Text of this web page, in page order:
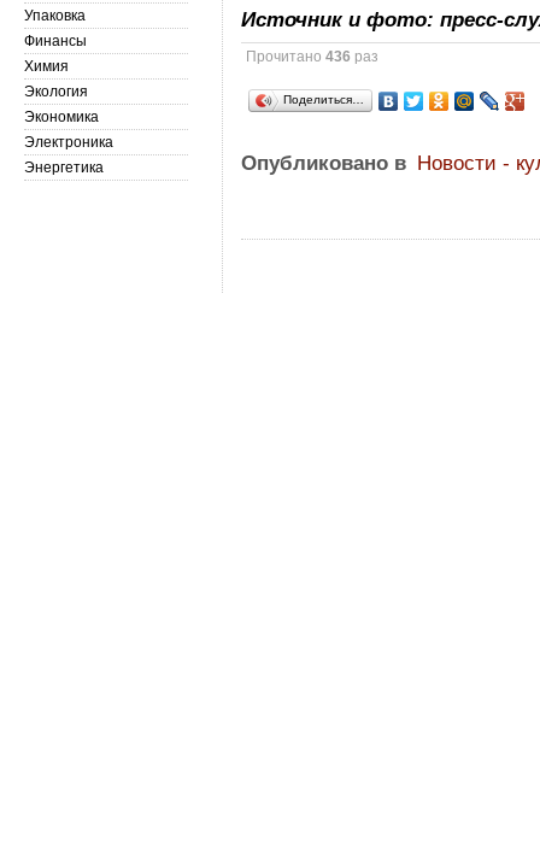
Источник и фото: пресс-
Прочитано436 раз
Поделиться…
Опубликовано в Новости -
Упаковка
Финансы
Химия
Экология
Экономика
Электроника
Энергетика